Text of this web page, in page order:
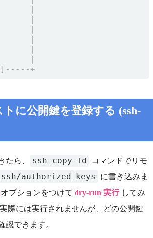
トに公開鍵を登録する (ssh-
たら、 ssh-copy-id
コマンドでリモ
authorized_keys
に書き込みま
オプションをつけて dry-run 実行してみ
際には実行されませんが、どの公開鍵
認できます。